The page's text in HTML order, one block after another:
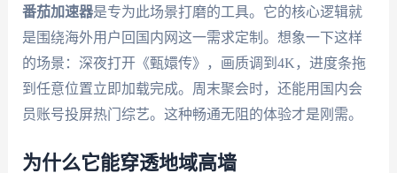
番茄加速器是专为此场景打磨的工具。它的核心逻辑就
是围绕海外用户回国内网这一需求定制。想象一下这样
的场景：深夜打开《甄嬛传》，画质调到4K，进度条拖
到任意位置立即加载完成。周末聚会时，还能用国内会
员账号投屏热门综艺。这种畅通无阻的体验才是刚需。
为什么它能穿透地域高墙